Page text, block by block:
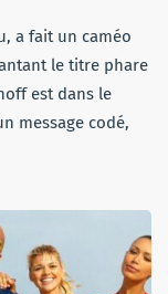
a fait un caméo
le titre phare
est dans le
message codé,